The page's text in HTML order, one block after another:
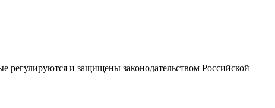
регулируются и защищены законодательством Российской